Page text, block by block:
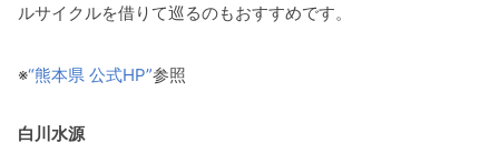
ルサイクルを借りて巡るのもおすすめです。
※“熊本県 公式HP”参照
白川水源